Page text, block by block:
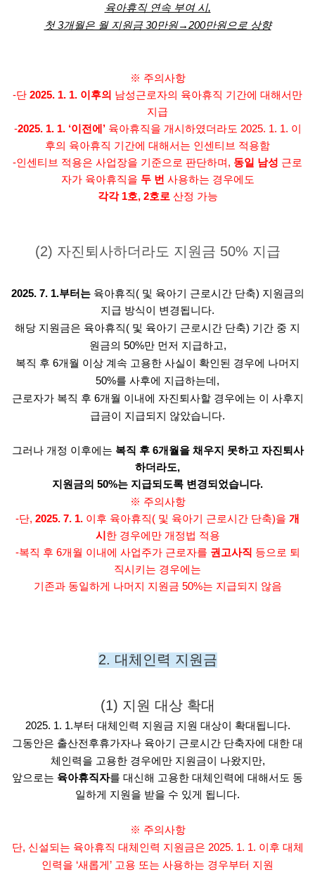
육아휴직 연속 부여 시,
첫 3개월은 월 지원금 30만원→200만원으로 상향
※ 주의사항
-단 2025. 1. 1. 이후의 남성근로자의 육아휴직 기간에 대해서만
지급
-2025. 1. 1. ‘이전에’육아휴직을 개시하였더라도 2025. 1. 1. 이
후의 육아휴직 기간에 대해서는 인센티브 적용함
-인센티브 적용은 사업장을 기준으로 판단하며, 동일 남성 근로
자가 육아휴직을 두 번 사용하는 경우에도
각각 1호, 2호로 산정 가능
(2) 자진퇴사하더라도 지원금 50% 지급
2025. 7. 1.부터는육아휴직( 및 육아기 근로시간 단축) 지원금의
지급 방식이 변경됩니다.
해당 지원금은 육아휴직( 및 육아기 근로시간 단축) 기간 중 지
원금의 50%만 먼저 지급하고,
복직 후 6개월 이상 계속 고용한 사실이 확인된 경우에 나머지
50%를 사후에 지급하는데,
근로자가 복직 후 6개월 이내에 자진퇴사할 경우에는 이 사후지
급금이 지급되지 않았습니다.
그러나 개정 이후에는 복직 후 6개월을 채우지 못하고 자진퇴사
하더라도,
지원금의 50%는 지급되도록 변경되었습니다.
※ 주의사항
-단, 2025. 7. 1. 이후 육아휴직( 및 육아기 근로시간 단축)을 개
시한 경우에만 개정법 적용
-복직 후 6개월 이내에 사업주가 근로자를 권고사직 등으로 퇴
직시키는 경우에는
기존과 동일하게 나머지 지원금 50%는 지급되지 않음
2. 대체인력 지원금
(1) 지원 대상 확대
2025. 1. 1.부터 대체인력 지원금 지원 대상이 확대됩니다.
그동안은 출산전후휴가자나 육아기 근로시간 단축자에 대한 대
체인력을 고용한 경우에만 지원금이 나왔지만,
앞으로는 육아휴직자를 대신해 고용한 대체인력에 대해서도 동
일하게 지원을 받을 수 있게 됩니다.
※ 주의사항
단, 신설되는 육아휴직 대체인력 지원금은 2025. 1. 1. 이후 대체
인력을 ‘새롭게’ 고용 또는 사용하는 경우부터 지원